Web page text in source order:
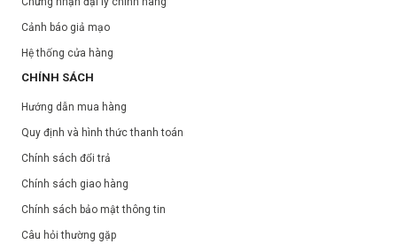
Ngày sản xuất:
Cảnh báo giả mạo
Hệ thống cửa hàng
CHÍNH SÁCH
Hướng dẫn mua hàng
Quy định và hình thức thanh toán
Chính sách đổi trả
Chính sách giao hàng
Chính sách bảo mật thông tin
Câu hỏi thường gặp